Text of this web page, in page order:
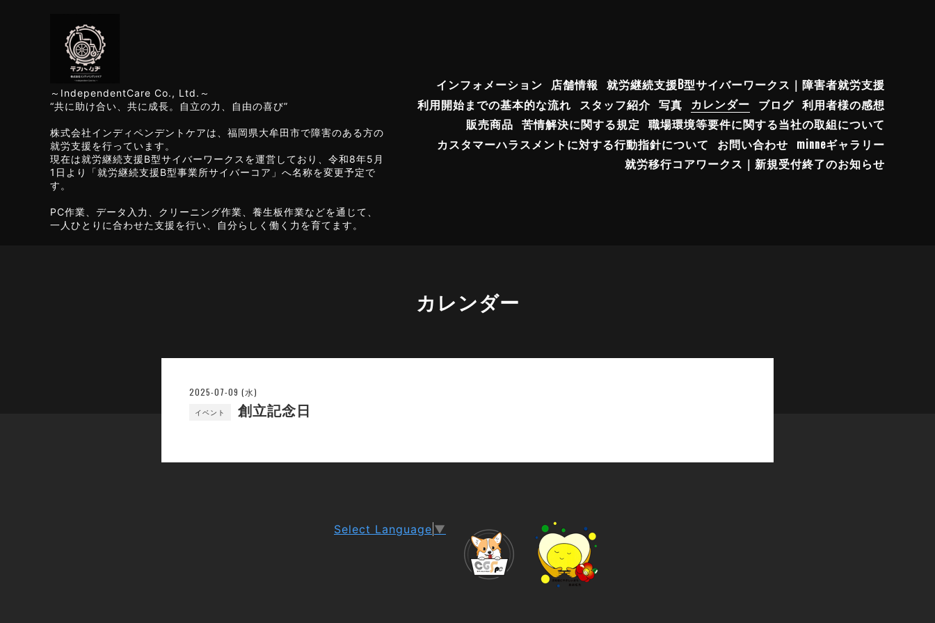
～IndependentCare Co., Ltd.～
“共に助け合い、共に成長。自立の力、自由の喜び”
株式会社インディペンデントケアは、福岡県大牟田市で障害のある方の
就労支援を行っています。
現在は就労継続支援B型サイバーワークスを運営しており、令和8年5月
1日より「就労継続支援B型事業所サイバーコア」へ名称を変更予定で
す。
PC作業、データ入力、クリーニング作業、養生板作業などを通じて、
一人ひとりに合わせた支援を行い、自分らしく働く力を育てます。
インフォメーション 店舗情報 就労継続支援B型サイバーワークス｜障害者就労支援
利用開始までの基本的な流れ
スタッフ紹介 写真 カレンダー ブログ 利用者様の感想
販売商品 苦情解決に関する規定 職場環境等要件に関する当社の取組について
カスタマーハラスメントに対する行動指針について
お問い合わせ minneギャラリー
就労移行コアワークス｜新規受付終了のお知らせ
カレンダー
2025-07-09 (水)
イベント 創立記念日
Select Language ▼